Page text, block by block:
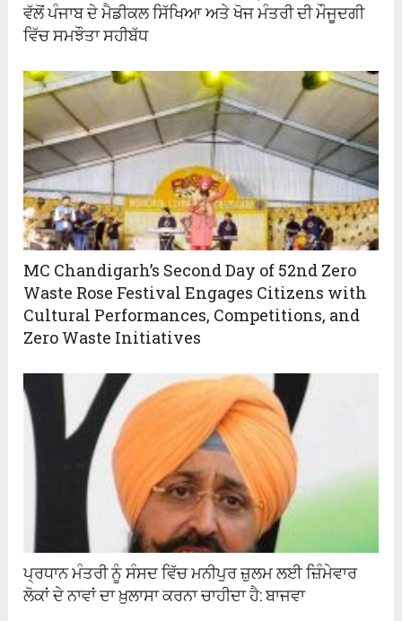
ਵੱਲੋਂ ਪੰਜਾਬ ਦੇ ਮੈਡੀਕਲ ਸਿੱਖਿਆ ਅਤੇ ਖੋਜ ਮੰਤਰੀ ਦੀ ਮੌਜੂਦਗੀ
ਵਿੱਚ ਸਮਝੌਤਾ ਸਹੀਬੱਧ
MC Chandigarh’s Second Day of 52nd Zero
Waste Rose Festival Engages Citizens with
Cultural Performances, Competitions, and
Zero Waste Initiatives
ਪ੍ਰਧਾਨ ਮੰਤਰੀ ਨੂੰ ਸੰਸਦ ਵਿੱਚ ਮਨੀਪੁਰ ਜ਼ੁਲਮ ਲਈ ਜ਼ਿੰਮੇਵਾਰ
ਲੋਕਾਂ ਦੇ ਨਾਵਾਂ ਦਾ ਖ਼ੁਲਾਸਾ ਕਰਨਾ ਚਾਹੀਦਾ ਹੈ: ਬਾਜਵਾ